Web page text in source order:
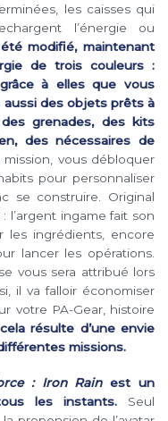
les caisses qui
l’énergie ou
modifié, maintenant
de trois couleurs :
à elles que vous
aussi des objets prêts à
grenades, des kits
des nécessaires de
vous débloquer
pour personnaliser
se construire. Original
l’argent ingame fait son
les ingrédients, encore
lancer les opérations.
vous sera attribué lors
il va falloir économiser
votre PA-Gear, histoire
résulte d’une envie
missions.
: Iron Rainest un
les instants.Seul